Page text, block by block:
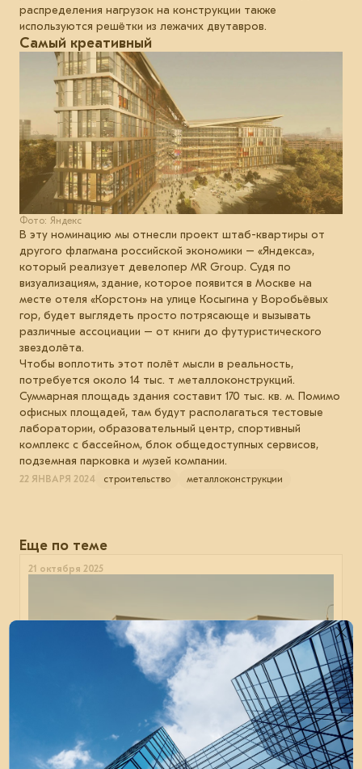
распределения нагрузок на конструкции также
используются решётки из лежачих двутавров.
Самый креативный
Фото: Яндекс
В эту номинацию мы отнесли проект штаб-квартиры от
другого флагмана российской экономики – «Яндекса»,
который реализует девелопер MR Group. Судя по
визуализациям, здание, которое появится в Москве на
месте отеля «Корстон» на улице Косыгина у Воробьёвых
гор, будет выглядеть просто потрясающе и вызывать
различные ассоциации – от книги до футуристического
звездолёта.
Чтобы воплотить этот полёт мысли в реальность,
потребуется около 14 тыс. т металлоконструкций.
Суммарная площадь здания составит 170 тыс. кв. м. Помимо
офисных площадей, там будут располагаться тестовые
лаборатории, образовательный центр, спортивный
комплекс с бассейном, блок общедоступных сервисов,
подземная парковка и музей компании.
22 ЯНВАРЯ 2024 строительство металлоконструкции
Еще по теме
21 октября 2025
Типизация и архитектурное изящество:
совместимы ли они?